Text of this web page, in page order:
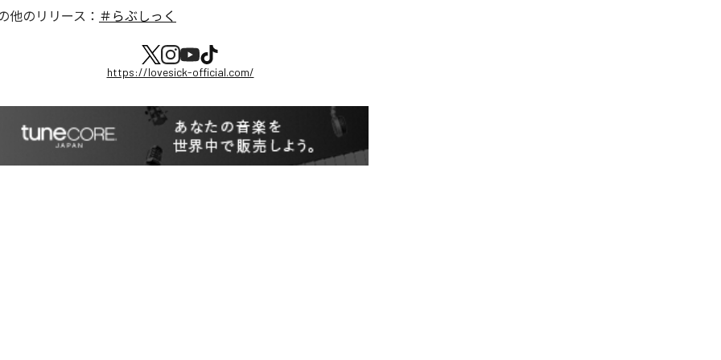
他のリリース： ＃らぶしっく
https://lovesick-official.com/